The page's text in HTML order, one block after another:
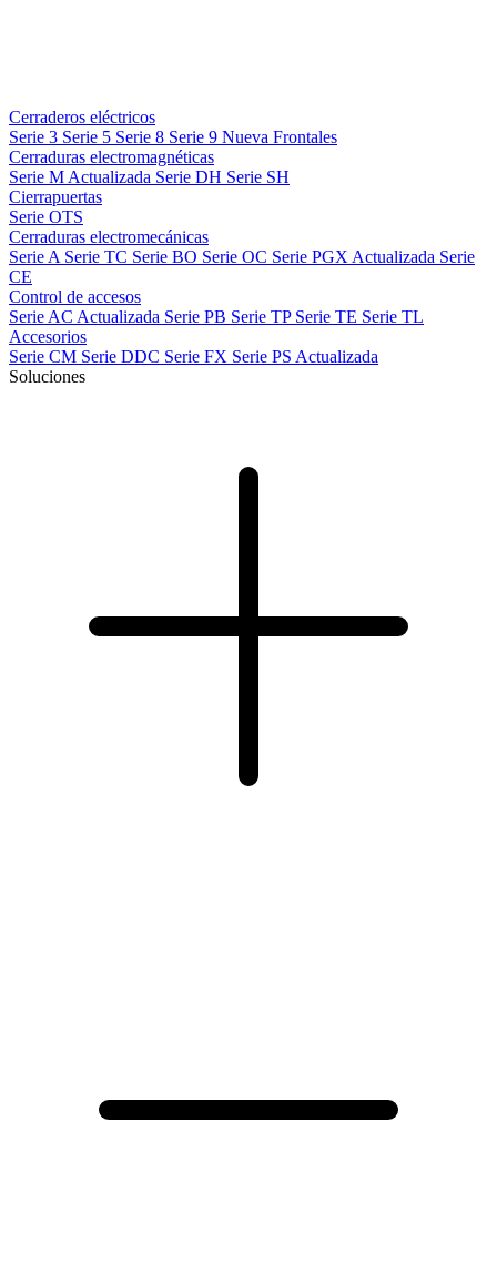
Cerraderos eléctricos
Serie 3 Serie 5 Serie 8 Serie 9 Nueva Frontales
Cerraduras electromagnéticas
Serie M Actualizada Serie DH Serie SH
Cierrapuertas
Serie OTS
Cerraduras electromecánicas
Serie A Serie TC Serie BO Serie OC Serie PGX Actualizada Serie
CE
Control de accesos
Serie AC Actualizada Serie PB Serie TP Serie TE Serie TL
Accesorios
Serie CM Serie DDC Serie FX Serie PS Actualizada
Soluciones